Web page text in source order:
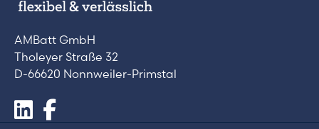
AMBatt GmbH
Tholeyer Straße 32
D-66620 Nonnweiler-Primstal